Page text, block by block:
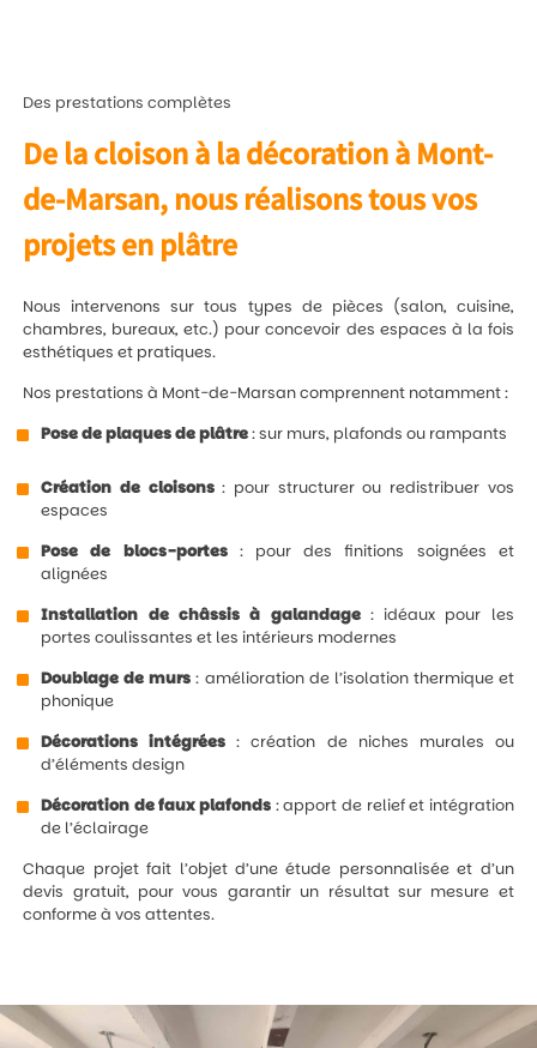
Des prestations complètes
De la cloison à la décoration à Mont-
de-Marsan, nous réalisons tous vos
projets en plâtre
Nous intervenons sur tous types de pièces (salon, cuisine,
chambres, bureaux, etc.) pour concevoir des espaces à la fois
esthétiques et pratiques.
Nos prestations à Mont-de-Marsan comprennent notamment :
Pose de plaques de plâtre: sur murs, plafonds ou rampants
Création de cloisons: pour structurer ou redistribuer vos
espaces
Pose de blocs-portes: pour des finitions soignées et
alignées
Installation de châssis à galandage: idéaux pour les
portes coulissantes et les intérieurs modernes
Doublage de murs : amélioration de l’isolation thermique et
phonique
Décorations intégrées : création de niches murales ou
d’éléments design
Décoration de faux plafonds : apport de relief et intégration
de l’éclairage
Chaque projet fait l’objet d’une étude personnalisée et d’un
devis gratuit, pour vous garantir un résultat sur mesure et
conforme à vos attentes.